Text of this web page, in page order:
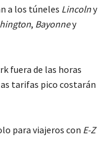
a los túneles Lincolny
, Bayonney
fuera de las horas
tarifas pico costarán
para viajeros con E-Z